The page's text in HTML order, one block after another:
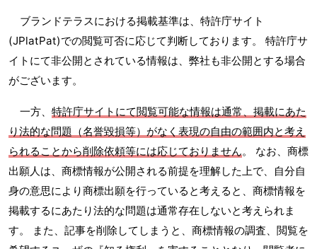
ブランドテラスにおける掲載基準は、特許庁サイト
(JPlatPat)での閲覧可否に応じて判断しております。 特許庁サ
イトにて非公開とされている情報は、弊社も非公開とする場合
がございます。
一方、 特許庁サイトにて閲覧可能な情報は通常、掲載にあた
り法的な問題（名誉毀損等）がなく表現の自由の範囲内と考え
られることから削除依頼等には応じておりません。 なお、商標
出願人は、商標情報が公開される前提を理解した上で、自分自
身の意思により商標出願を行っていると考えると、商標情報を
掲載するにあたり法的な問題は通常存在しないと考えられま
す。 また、記事を削除してしまうと、商標情報の調査、閲覧を